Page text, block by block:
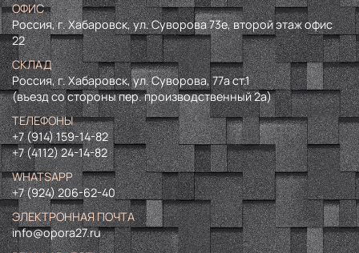
ОФИС
Россия, г. Хабаровск, ул. Суворова 73е, второй этаж офис
22
СКЛАД
Россия, г. Хабаровск, ул. Суворова, 77а ст.1
(въезд со стороны пер. производственный 2а)
ТЕЛЕФОНЫ
+7 (914) 159-14-82
+7 (4112) 24-14-82
WHATSAPP
+7 (924) 206-62-40
ЭЛЕКТРОННАЯ ПОЧТА
info@opora27.ru